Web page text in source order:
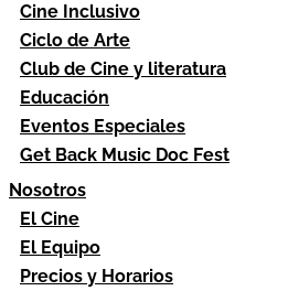
Cine Inclusivo
Ciclo de Arte
Club de Cine y literatura
Educación
Eventos Especiales
Get Back Music Doc Fest
Nosotros
El Cine
El Equipo
Precios y Horarios